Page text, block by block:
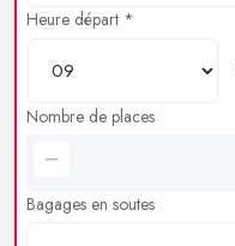
Heure départ *
Nombre de places
Bagages en soutes